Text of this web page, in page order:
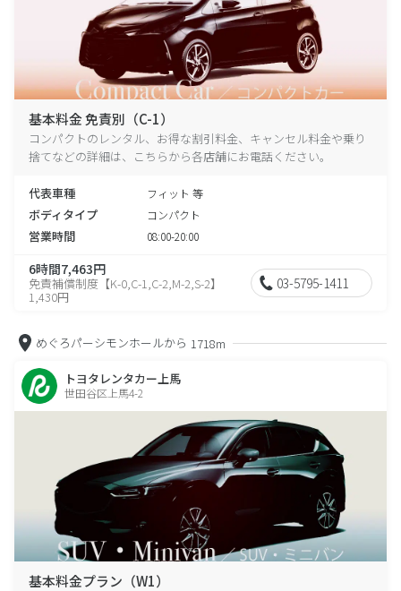
基本料金 免責別（C-1）
コンパクトのレンタル、お得な割引料金、キャンセル料金や乗り
捨てなどの詳細は、こちらから各店舗にお電話ください。
代表車種 フィット 等
ボディタイプ コンパクト
営業時間 08:00-20:00
6時間7,463円
免責補償制度【K-0,C-1,C-2,M-2,S-2】
1,430円
03-5795-1411
めぐろパーシモンホールから 1718m
トヨタレンタカー上馬
世田谷区上馬4-2
基本料金プラン（W1）